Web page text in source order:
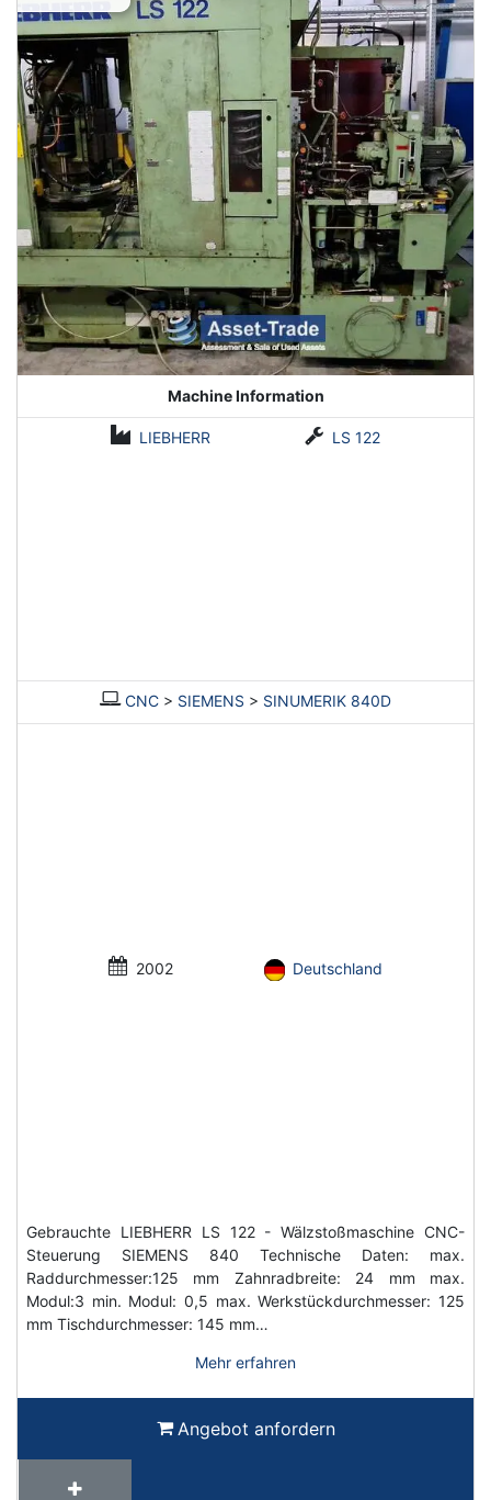
Machine Information
LIEBHERR LS 122
CNC > SIEMENS > SINUMERIK 840D
2002 Deutschland
Gebrauchte LIEBHERR LS 122 - Wälzstoßmaschine CNC-
Steuerung SIEMENS 840 Technische Daten: max.
Raddurchmesser:125 mm Zahnradbreite: 24 mm max.
Modul:3 min. Modul: 0,5 max. Werkstückdurchmesser: 125
mm Tischdurchmesser: 145 mm…
Mehr erfahren
Angebot anfordern